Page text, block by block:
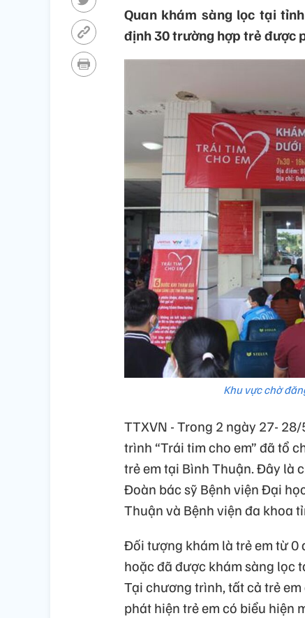
Quan khám sàng lọc tại
định 30 trường hợp trẻ được
Khu vực chờ
TTXVN - Trong 2 ngày 27-
trình “Trái tim cho em” đã tổ
trẻ em tại Bình Thuận. Đây là
Đoàn bác sỹ Bệnh viện Đại
Thuận và Bệnh viện đa khoa
Đối tượng khám là trẻ em từ 0
hoặc đã được khám sàng lọc
Tại chương trình, tất cả trẻ
phát hiện trẻ em có biểu hiện